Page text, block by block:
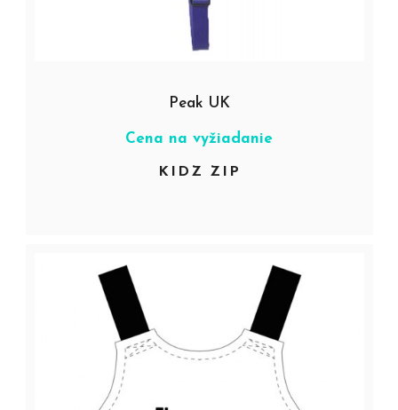
Peak UK
Cena na vyžiadanie
KIDZ ZIP